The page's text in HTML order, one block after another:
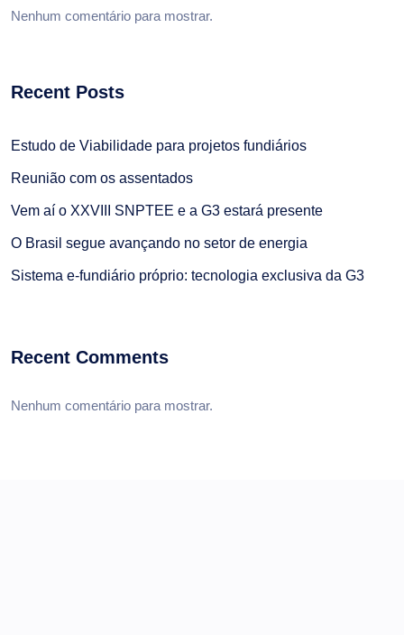
Nenhum comentário para mostrar.
Recent Posts
Estudo de Viabilidade para projetos fundiários
Reunião com os assentados
Vem aí o XXVIII SNPTEE e a G3 estará presente
O Brasil segue avançando no setor de energia
Sistema e-fundiário próprio: tecnologia exclusiva da G3
Recent Comments
Nenhum comentário para mostrar.